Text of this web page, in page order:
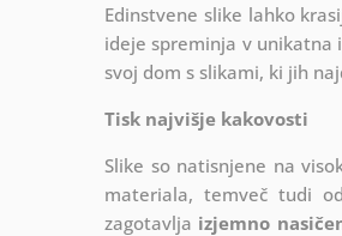
Edinstvene slike lahko
ideje spreminja v
svoj dom s slikami, ki jih
Tisk najvišje kakovosti
Slike so natisnjene na
materiala, temveč tudi
zagotavlja izjemno